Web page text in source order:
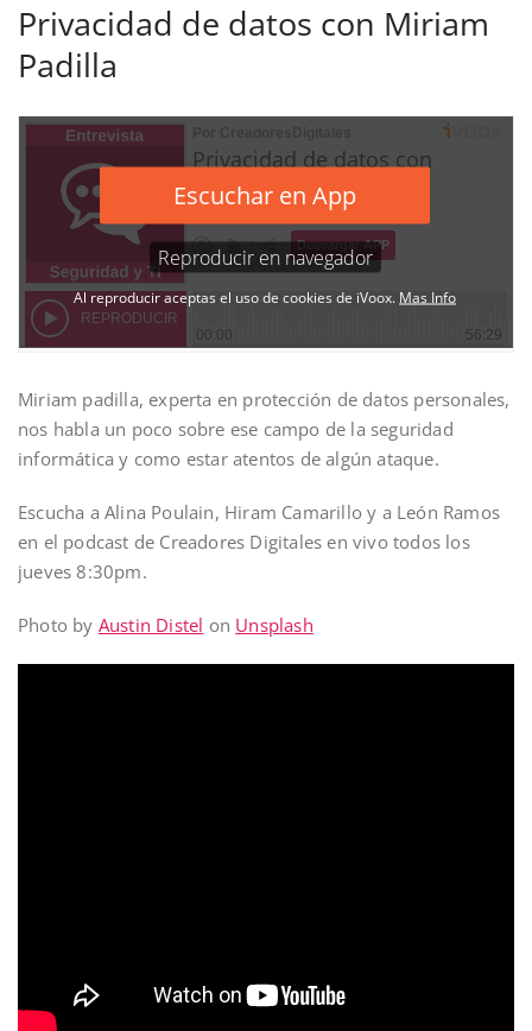
Privacidad de datos con Miriam
Padilla
Miriam padilla, experta en protección de datos personales,
nos habla un poco sobre ese campo de la seguridad
informática y como estar atentos de algún ataque.
Escucha a Alina Poulain, Hiram Camarillo y a León Ramos
en el podcast de Creadores Digitales en vivo todos los
jueves 8:30pm.
Photo by Austin Distel on Unsplash